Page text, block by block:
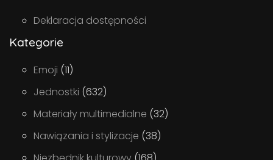
Deklaracja dostępności
Kategorie
Emoji (11)
Jednostki (632)
Materiały multimedialne (32)
Nawiązania i stylizacje (38)